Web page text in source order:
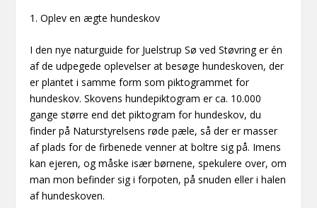
1. Oplev en ægte hundeskov
I den nye naturguide for Juelstrup Sø ved Støvring er én
af de udpegede oplevelser at besøge hundeskoven, der
er plantet i samme form som piktogrammet for
hundeskov. Skovens hundepiktogram er ca. 10.000
gange større end det piktogram for hundeskov, du
finder på Naturstyrelsens røde pæle, så der er masser
af plads for de firbenede venner at boltre sig på. Imens
kan ejeren, og måske især børnene, spekulere over, om
man mon befinder sig i forpoten, på snuden eller i halen
af hundeskoven.